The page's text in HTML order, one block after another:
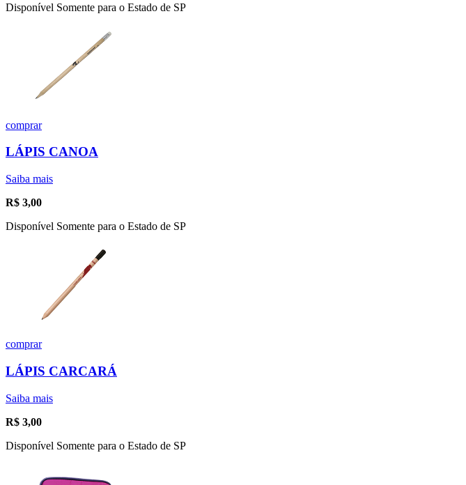
Disponível Somente para o Estado de SP
comprar
LÁPIS CANOA
Saiba mais
R$ 3,00
Disponível Somente para o Estado de SP
comprar
LÁPIS CARCARÁ
Saiba mais
R$ 3,00
Disponível Somente para o Estado de SP